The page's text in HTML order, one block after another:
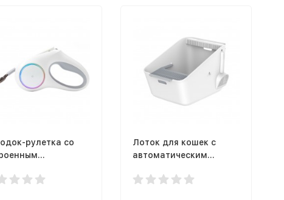
рулетка со
Лоток для кошек с
автоматическим
Petkit Cat Litter Box